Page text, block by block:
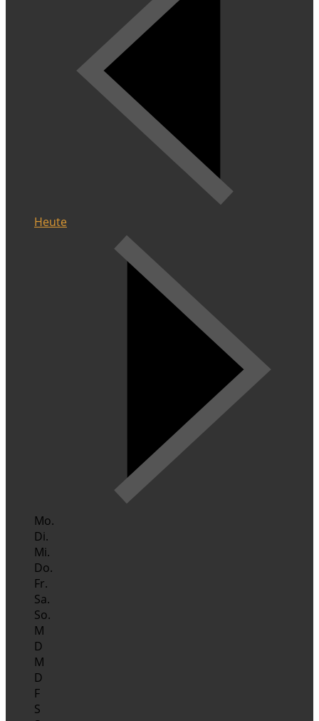
Heute
Mo.
Di.
Mi.
Do.
Fr.
Sa.
So.
M
D
M
D
F
S